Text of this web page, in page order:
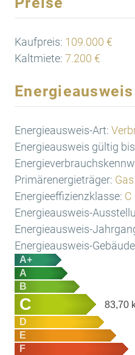
Kaufpreis: 109.000 €
Kaltmiete: 7.200 €
Energieausweis
Energieausweis-Art:
Energieausweis gültig
Primärenergieträger: Gas
Energieeffizienzklasse: C
Energieausweis-
Energieausweis-
Energieausweis-
A+
A
B
C 83,70
D
E
F